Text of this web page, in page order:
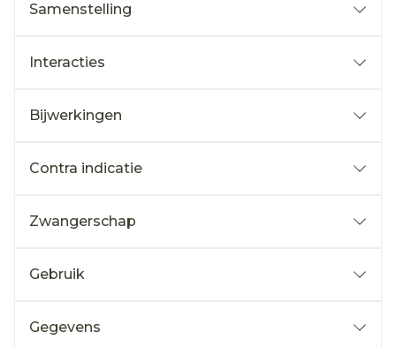
Samenstelling
Interacties
Bijwerkingen
Contra indicatie
Zwangerschap
Gebruik
Gegevens